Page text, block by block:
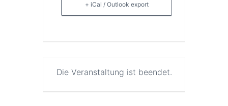
+ iCal / Outlook export
Die Veranstaltung ist beendet.